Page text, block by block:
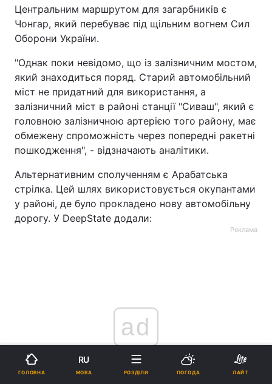
Центральним маршрутом для загарбників є
Чонгар, який перебуває під щільним вогнем Сил
Оборони України.
"Однак поки невідомо, що із залізничним мостом,
який знаходиться поряд. Старий автомобільний
міст не придатний для використання, а
залізничний міст в районі станції "Сиваш", який є
головною залізничною артерією того району, має
обмежену спроможність через попередні ракетні
пошкодження", - відзначають аналітики.
Альтернативним сполученням є Арабатська
стрілка. Цей шлях використовується окупантами
у районі, де було прокладено нову автомобільну
дорогу. У DeepState додали:
Реклама
ad
ГОЛОВНА
RU
МОВА РОЗДІЛИ ПОГОДА ЛАЙТ